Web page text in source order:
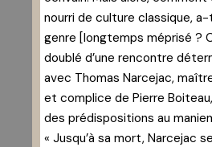
nourri de culture classique,
genre [longtemps méprisé ?
doublé d’une rencontre
avec Thomas Narcejac,
et complice de Pierre
des prédispositions au
« Jusqu’à sa mort, Narcejac